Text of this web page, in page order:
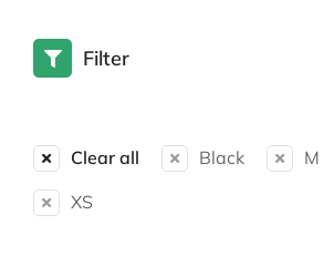
Filter
Clear all Black M
XS